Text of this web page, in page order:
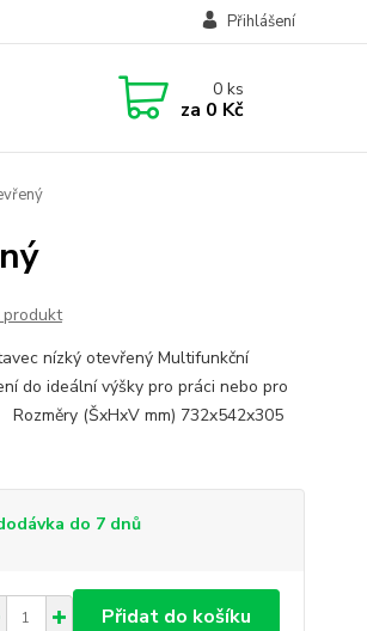
Přihlášení
0ks
za 0 Kč
nízký otevřený Multifunkční
do ideální výšky pro práci nebo pro
(ŠxHxV mm) 732x542x305
do 7 dnů
Přidat do košíku